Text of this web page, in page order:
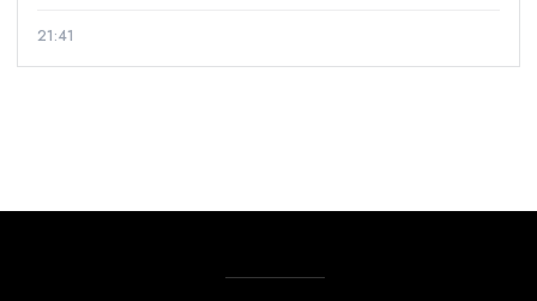
21:41